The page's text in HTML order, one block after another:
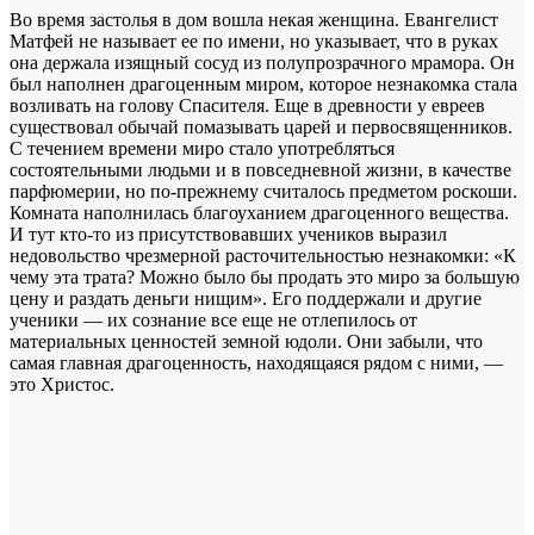
Во время застолья в дом вошла некая жен­щина. Евангелист
Матфей не называет ее по имени, но указывает, что в руках
она держала изящный сосуд из полупрозрачного мрамора. Он
был наполнен драгоценным миром, кото­рое незнакомка стала
возливать на голову Спа­сителя. Еще в древности у евреев
существовал обычай помазывать царей и первосвященни­ков.
С течением времени миро стало употреб­ляться
состоятельными людьми и в повсе­дневной жизни, в качестве
парфюмерии, но по-прежнему считалось предметом роскоши.
Комната наполнилась благоуханием драгоцен­ного вещества.
И тут кто-то из присутствовав­ших учеников выразил
недовольство чрезмер­ной расточительностью незнакомки: «К
чему эта трата? Можно было бы продать это миро за большую
цену и раздать деньги нищим». Его поддержали и другие
ученики — их сознание все еще не отлепилось от
материальных цен­ностей земной юдоли. Они забыли, что
самая главная драгоценность, находящаяся рядом с ними, —
это Христос.